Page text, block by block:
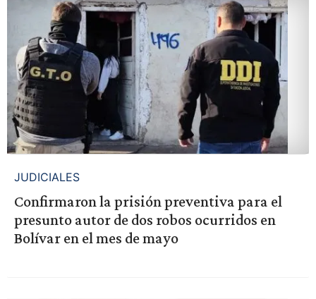
JUDICIALES
Confirmaron la prisión preventiva para el
presunto autor de dos robos ocurridos en
Bolívar en el mes de mayo